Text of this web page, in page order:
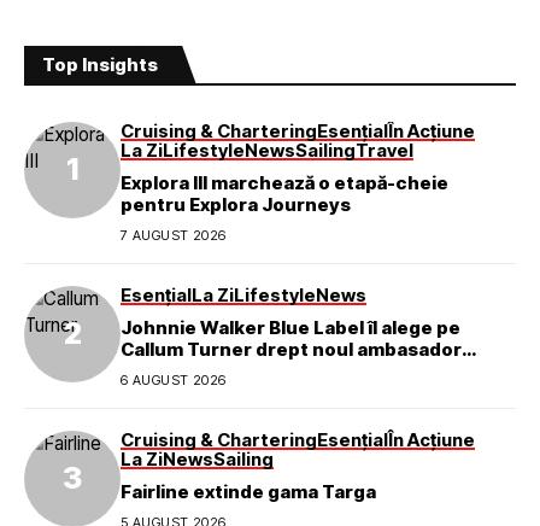
Top Insights
Cruising & CharteringEsențialÎn Acțiune
La ZiLifestyleNewsSailingTravel
Explora III marchează o etapă-cheie
pentru Explora Journeys
7 AUGUST 2026
EsențialLa ZiLifestyleNews
Johnnie Walker Blue Label îl alege pe
Callum Turner drept noul ambasador
global al mărcii
6 AUGUST 2026
Cruising & CharteringEsențialÎn Acțiune
La ZiNewsSailing
Fairline extinde gama Targa
5 AUGUST 2026